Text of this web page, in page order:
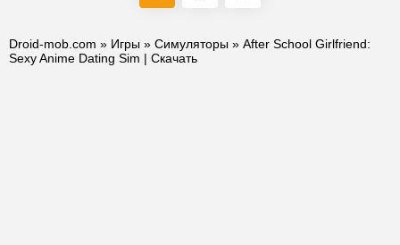
Droid-mob.com » Игры » Симуляторы » After School Girlfriend:
Sexy Anime Dating Sim | Скачать